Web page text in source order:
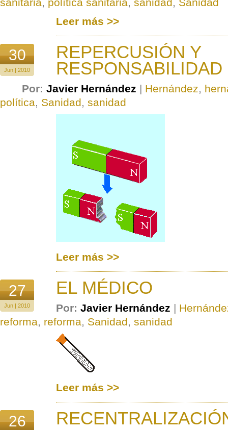
Leer más >>
30
Jun | 2010
REPERCUSIÓN Y
RESPONSABILIDAD
Por: Javier Hernández | Hernández,
política, Sanidad, sanidad
Leer más >>
27
Jun | 2010
EL MÉDICO
Por: Javier Hernández |
reforma, reforma, Sanidad, sanidad
Leer más >>
26